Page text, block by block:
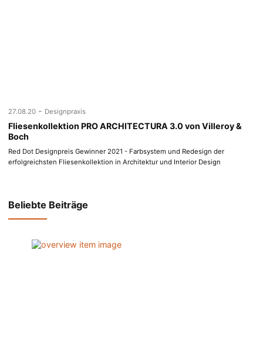
27.08.20 - Designpraxis
Fliesenkollektion PRO ARCHITECTURA 3.0 von Villeroy &
Boch
Red Dot Designpreis Gewinner 2021 - Farbsystem und Redesign der
erfolgreichsten Fliesenkollektion in Architektur und Interior Design
Beliebte Beiträge